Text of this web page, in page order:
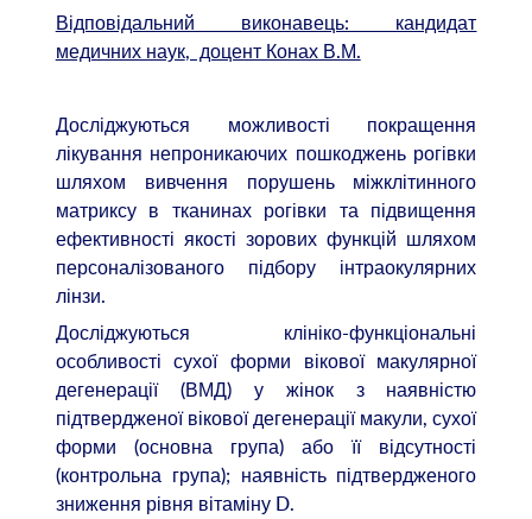
Відповідальний виконавець: кандидат
медичних наук, доцент Конах В.М.
Досліджуються можливості покращення
лікування непроникаючих пошкоджень рогівки
шляхом вивчення порушень міжклітинного
матриксу в тканинах рогівки та підвищення
ефективності якості зорових функцій шляхом
персоналізованого підбору інтраокулярних
лінзи.
Досліджуються клініко-функціональні
особливості сухої форми вікової макулярної
дегенерації (ВМД) у жінок з наявністю
підтвердженої вікової дегенерації макули, сухої
форми (основна група) або її відсутності
(контрольна група); наявність підтвердженого
зниження рівня вітаміну D.